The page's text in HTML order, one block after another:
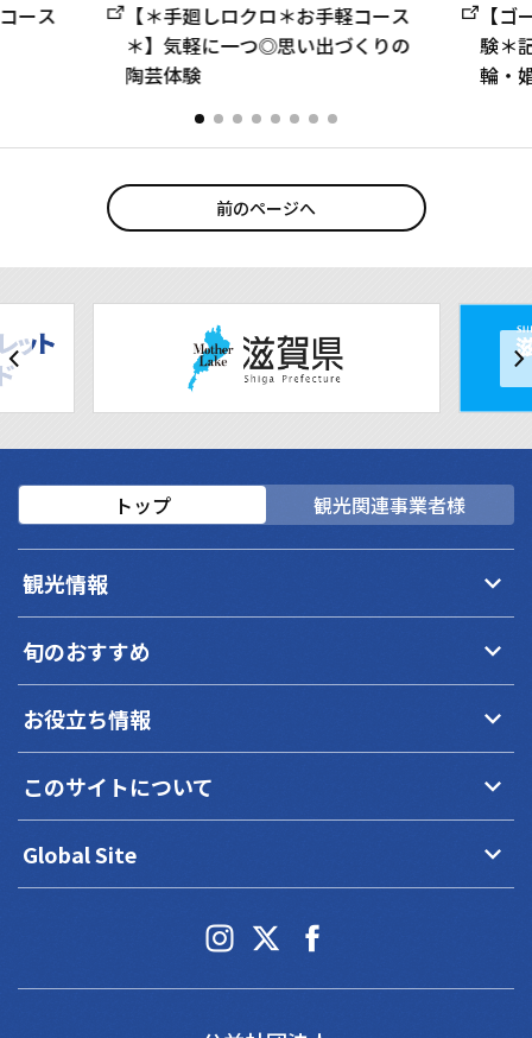
ース
【＊手廻しロクロ＊お手軽コース
＊】気軽に一つ◎思い出づくりの
陶芸体験
【
験＊
輪・
前のページへ
トップ 観光関連事業者様
観光情報 keyboard_arrow_down
旬のおすすめ keyboard_arrow_down
お役立ち情報 keyboard_arrow_down
このサイトについて keyboard_arrow_down
Global Site keyboard_arrow_down